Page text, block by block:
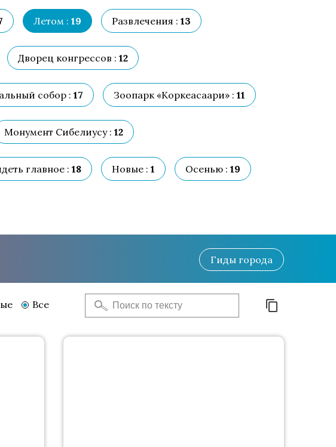
Летом : 19 Развлечения : 13
Дворец конгрессов : 12
собор : 17 Зоопарк «Коркеасаари» : 11
Монумент Сибелиусу : 12
главное : 18 Новые : 1 Осенью : 19
Гиды города
Все